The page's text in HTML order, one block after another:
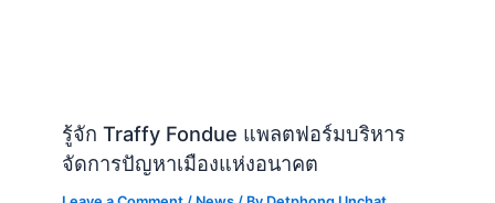
รู้จัก Traffy Fondue แพลตฟอร์มบริหาร
จัดการปัญหาเมืองแห่งอนาคต